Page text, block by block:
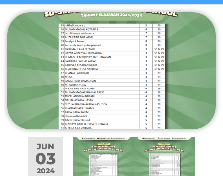
JUN
03
2024